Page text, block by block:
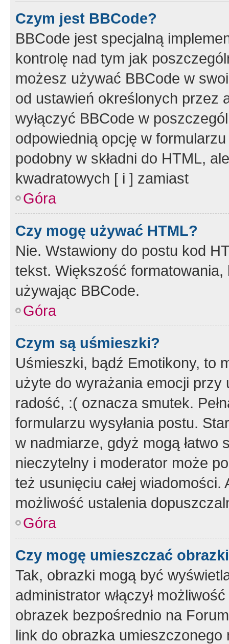
Czym jest BBCode?
BBCode jest specjalną
kontrolę nad tym jak
możesz używać BBCode w
od ustawień określonych przez
wyłączyć BBCode w
odpowiednią opcję w
podobny w składni do HTML,
kwadratowych [ i ] zamiast
Góra
Czy mogę używać HTML?
Nie. Wstawiony do postu kod
tekst. Większość
używając BBCode.
Góra
Czym są uśmieszki?
Uśmieszki, bądź Emotikony, to
użyte do wyrażania emocji
radość, :( oznacza smutek.
formularzu wysyłania postu.
w nadmiarze, gdyż mogą
nieczytelny i moderator może
też usunięciu całej
możliwość ustalenia
Góra
Czy mogę umieszczać
Tak, obrazki mogą być
administrator włączył
obrazek bezpośrednio na
link do obrazka